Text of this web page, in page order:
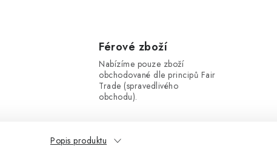
Férové zboží
Nabízíme pouze zboží
obchodované dle principů Fair
Trade (spravedlivého
obchodu).
Popis produktu